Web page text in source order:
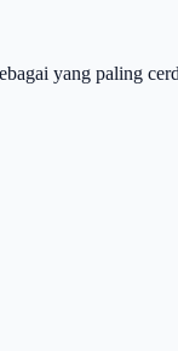
yang paling